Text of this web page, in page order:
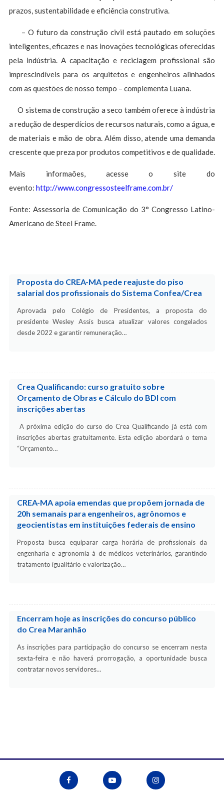
prazos, sustentabilidade e eficiência construtiva.
– O futuro da construção civil está pautado em soluções
inteligentes, eficazes e nas inovações tecnológicas oferecidas
pela indústria. A capacitação e reciclagem profissional são
imprescindíveis para os arquitetos e engenheiros alinhados
com as questões de nosso tempo – complementa Luana.
O sistema de construção a seco também oferece à indústria
a redução de desperdícios de recursos naturais, como a água, e
de materiais e mão de obra. Além disso, atende uma demanda
crescente que preza por produtos competitivos e de qualidade.
Mais informaões, acesse o site do
evento: http://www.congressosteelframe.com.br/
Fonte: Assessoria de Comunicação do 3° Congresso Latino-
Americano de Steel Frame.
Proposta do CREA-MA pede reajuste do piso
salarial dos profissionais do Sistema Confea/Crea
Aprovada pelo Colégio de Presidentes, a proposta do
presidente Wesley Assis busca atualizar valores congelados
desde 2022 e garantir remuneração…
Crea Qualificando: curso gratuito sobre
Orçamento de Obras e Cálculo do BDI com
inscrições abertas
A próxima edição do curso do Crea Qualificando já está com
inscrições abertas gratuitamente. Esta edição abordará o tema
“Orçamento…
CREA-MA apoia emendas que propõem jornada de
20h semanais para engenheiros, agrônomos e
geocientistas em instituições federais de ensino
Proposta busca equiparar carga horária de profissionais da
engenharia e agronomia à de médicos veterinários, garantindo
tratamento igualitário e valorização…
Encerram hoje as inscrições do concurso público
do Crea Maranhão
As inscrições para participação do concurso se encerram nesta
sexta-feira e não haverá prorrogação, a oportunidade busca
contratar novos servidores…